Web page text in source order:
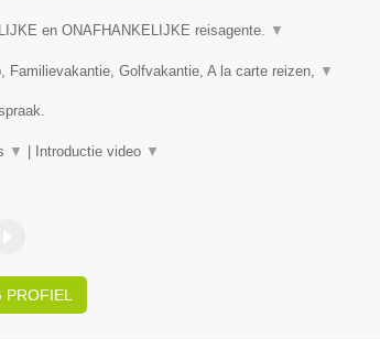
en ONAFHANKELIJKE reisagente. ▼
Familievakantie, Golfvakantie, A la carte reizen, ▼
▼ Introductie video ▼